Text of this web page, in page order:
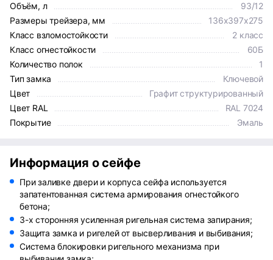
Объём, л
93/12
Размеры трейзера, мм
136х397х275
Класс взломостойкости
2 класс
Класс огнестойкости
60Б
Количество полок
1
Тип замка
Ключевой
Цвет
Графит структурированный
Цвет RAL
RAL 7024
Покрытие
Эмаль
Информация о сейфе
При заливке двери и корпуса сейфа используется
запатентованная система армирования огнестойкого
бетона;
3-х сторонняя усиленная ригельная система запирания;
Защита замка и ригелей от высверливания и выбивания;
Система блокировки ригельного механизма при